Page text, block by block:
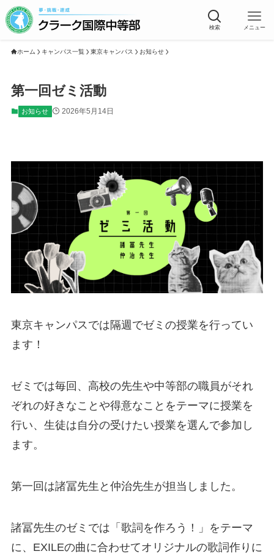
検索 メニュー
ホーム キャンパス一覧 東京キャンパス お知らせ
第一回ゼミ活動
お知らせ 2026年5月14日
東京キャンパスでは隔週でゼミの授業を行ってい
ます！
ゼミでは毎回、高校の先生や中等部の職員がそれ
ぞれの好きなことや得意なことをテーマに授業を
行い、生徒は自分の受けたい授業を選んで参加し
ます。
第一回は諸冨先生と仲治先生が担当しました。
諸冨先生のゼミでは「歌詞を作ろう！」をテーマ
に、EXILEの曲に合わせてオリジナルの歌詞作りに